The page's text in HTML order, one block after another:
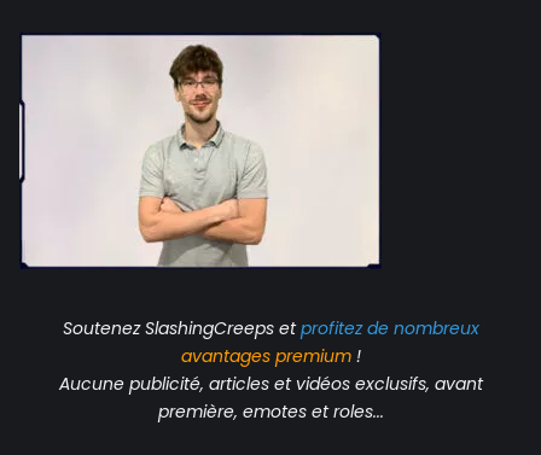
Soutenez SlashingCreeps etprofitez de nombreux
avantagespremium!
Aucune publicité, articles et vidéos exclusifs, avant
première, emotes et roles...